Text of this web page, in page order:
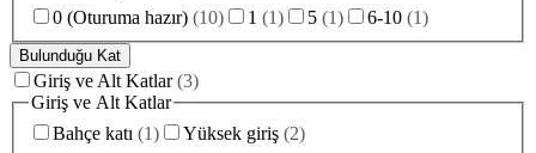
0 (Oturuma hazır) (10) 1 (1) 5 (1) 6-10 (1)
Bulunduğu Kat
Giriş ve Alt Katlar (3)
Giriş ve Alt Katlar
Bahçe katı (1) Yüksek giriş (2)